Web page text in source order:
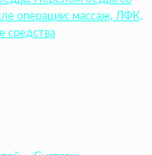
операции: массаж, ЛФК,
средства